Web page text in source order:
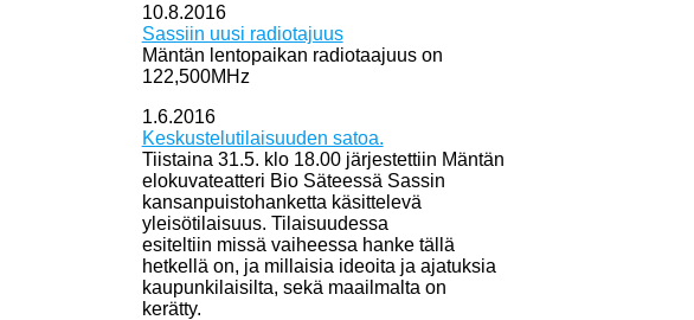
10.8.2016
Sassiin uusi radiotajuus
Mäntän lentopaikan radiotaajuus on
122,500MHz
1.6.2016
Keskustelutilaisuuden satoa.
Tiistaina 31.5. klo 18.00 järjestettiin Mäntän
elokuvateatteri Bio Säteessä Sassin
kansanpuistohanketta käsittelevä
yleisötilaisuus. Tilaisuudessa
esiteltiin missä vaiheessa hanke tällä
hetkellä on, ja millaisia ideoita ja ajatuksia
kaupunkilaisilta, sekä maailmalta on
kerätty.